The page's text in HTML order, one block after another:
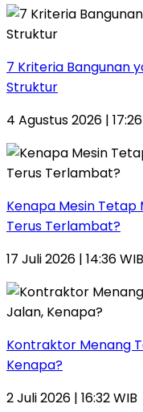
7 Kriteria Bangunan
Struktur
4 Agustus 2026 |
Kenapa Mesin
Terus Terlambat?
17 Juli 2026 | 14:36 WIB
Kontraktor Menang
Kenapa?
2 Juli 2026 | 16:32 WIB